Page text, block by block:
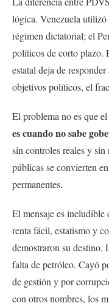
lógica. Venezuela utilizó
régimen dictatorial; el
políticos de corto plazo.
estatal deja de
objetivos políticos, el
El problema no es que
es cuando no sabe
sin controles reales y sin
públicas se convierten
permanentes.
El mensaje es ineludible
renta fácil, estatismo y
demostraron su destino.
falta de petróleo. Cayó
de gestión y por
con otros nombres, los